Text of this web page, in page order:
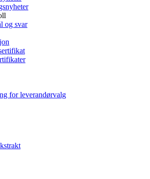
og svar
for leverandørvalg